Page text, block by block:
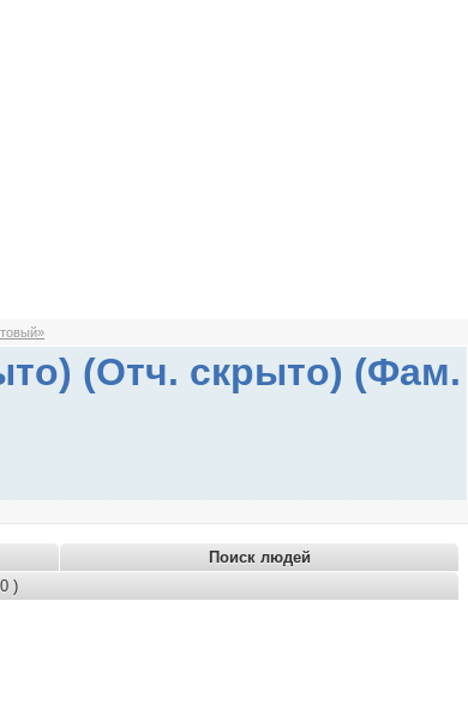
(Отч. скрыто) (Фам.
Поиск людей
)